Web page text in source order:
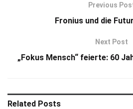
Previous
Fronius und die
Next Post
„Fokus Mensch“ feierte: 60
Related Posts